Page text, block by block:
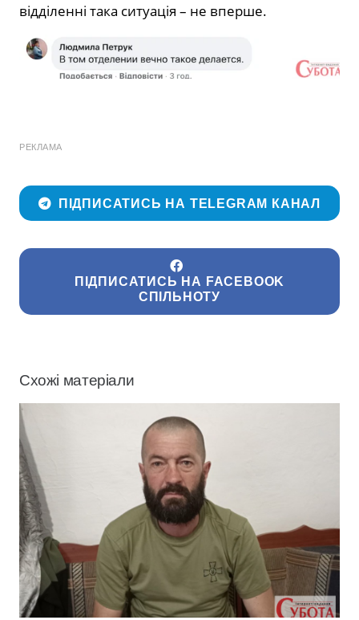
відділенні така ситуація – не вперше.
РЕКЛАМА
ПІДПИСАТИСЬ НА TELEGRAM КАНАЛ
ПІДПИСАТИСЬ НА FACEBOOK
СПІЛЬНОТУ
Схожі матеріали